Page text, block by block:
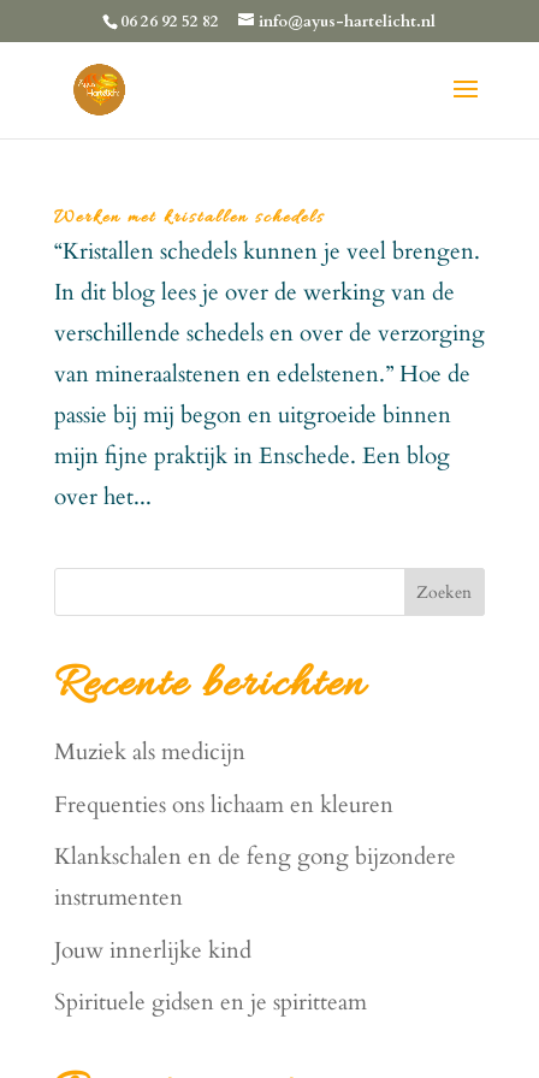
06 26 92 52 82 info@ayus-hartelicht.nl
Werken met kristallen schedels
“Kristallen schedels kunnen je veel brengen.
In dit blog lees je over de werking van de
verschillende schedels en over de verzorging
van mineraalstenen en edelstenen.” Hoe de
passie bij mij begon en uitgroeide binnen
mijn fijne praktijk in Enschede. Een blog
over het...
Zoeken
Recente berichten
Muziek als medicijn
Frequenties ons lichaam en kleuren
Klankschalen en de feng gong bijzondere
instrumenten
Jouw innerlijke kind
Spirituele gidsen en je spiritteam